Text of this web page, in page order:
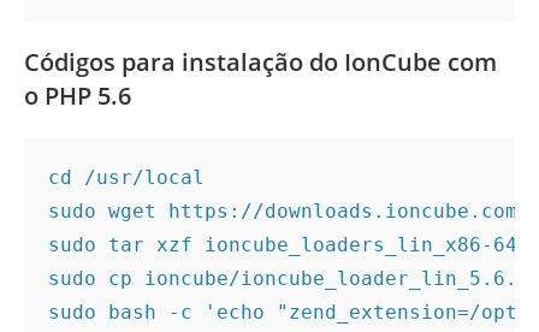
Códigos para instalação do IonCube com
o PHP 5.6
cd /usr/local
sudo wget https://
sudo tar xzf ioncube_loaders_lin_x86-
sudo cp ioncube/
sudo bash -c 'echo "zend_extension=/